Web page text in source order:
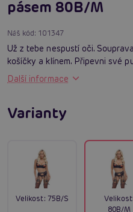
pásem 80B/M
Náš kód: 101347
Už z tebe nespustí oči.
košíčky a klínem. Připevni své
Další informace
Varianty
Velikost: 75B/S
Velikost:
80B/M